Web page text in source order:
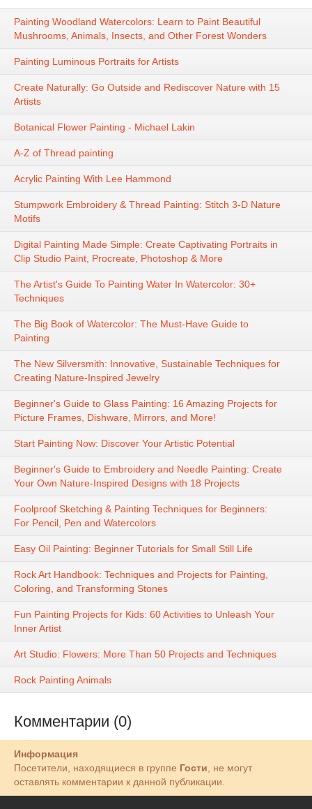
Painting Woodland Watercolors: Learn to Paint Beautiful
Mushrooms, Animals, Insects, and Other Forest Wonders
Painting Luminous Portraits for Artists
Create Naturally: Go Outside and Rediscover Nature with 15
Artists
Botanical Flower Painting - Michael Lakin
A-Z of Thread painting
Acrylic Painting With Lee Hammond
Stumpwork Embroidery & Thread Painting: Stitch 3-D Nature
Motifs
Digital Painting Made Simple: Create Captivating Portraits in
Clip Studio Paint, Procreate, Photoshop & More
The Artist's Guide To Painting Water In Watercolor: 30+
Techniques
The Big Book of Watercolor: The Must-Have Guide to
Painting
The New Silversmith: Innovative, Sustainable Techniques for
Creating Nature-Inspired Jewelry
Beginner's Guide to Glass Painting: 16 Amazing Projects for
Picture Frames, Dishware, Mirrors, and More!
Start Painting Now: Discover Your Artistic Potential
Beginner's Guide to Embroidery and Needle Painting: Create
Your Own Nature-Inspired Designs with 18 Projects
Foolproof Sketching & Painting Techniques for Beginners:
For Pencil, Pen and Watercolors
Easy Oil Painting: Beginner Tutorials for Small Still Life
Rock Art Handbook: Techniques and Projects for Painting,
Coloring, and Transforming Stones
Fun Painting Projects for Kids: 60 Activities to Unleash Your
Inner Artist
Art Studio: Flowers: More Than 50 Projects and Techniques
Rock Painting Animals
Комментарии (0)
Информация
Посетители, находящиеся в группе Гости, не могут
оставлять комментарии к данной публикации.